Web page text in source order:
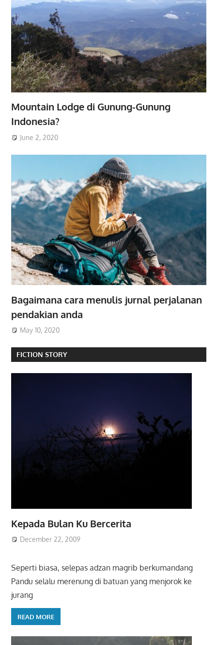
Mountain Lodge di Gunung-Gunung
Indonesia?
June 2, 2020
Bagaimana cara menulis jurnal perjalanan
pendakian anda
May 10, 2020
FICTION STORY
Kepada Bulan Ku Bercerita
December 22, 2009
Seperti biasa, selepas adzan magrib berkumandang
Pandu selalu merenung di batuan yang menjorok ke
jurang
READ MORE